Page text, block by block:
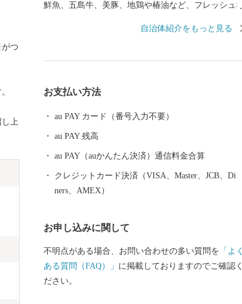
つ
上
鮮魚、五島牛、美豚、地鶏や椿油など、フレッシュな
天草地方の潜伏キリシタン関連遺産」が世界遺産に登
静かに佇んでいます。
自治体紹介をもっと見る
お支払い方法
au PAY カード（番号入力不要）
au PAY 残高
au PAY（auかんたん決済）通信料金合算
クレジットカード決済（VISA、Master、JCB、Di
ners、AMEX）
お申し込みに関して
不明点がある場合、お問い合わせの多い質問を 「よく
ある質問（FAQ）」 に掲載しておりますのでご確認く
ださい。